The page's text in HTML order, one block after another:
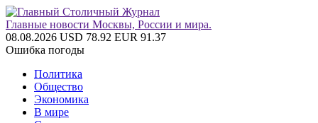
Главные новости Москвы, России и мира.
08.08.2026 USD 78.92 EUR 91.37
Ошибка погоды
Политика
Общество
Экономика
В мире